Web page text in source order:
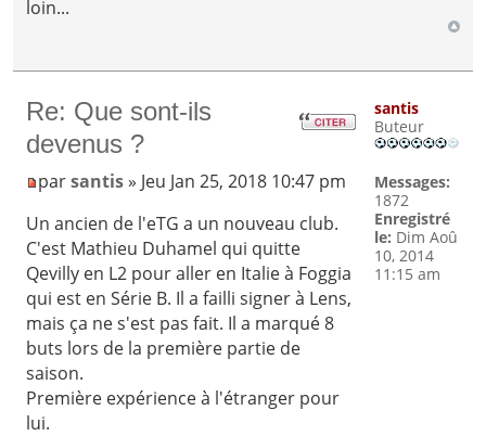
loin...
Re: Que sont-ils
devenus ?
parsantis» Jeu Jan 25, 2018 10:47 pm
Un ancien de l'eTG a un nouveau club.
C'est Mathieu Duhamel qui quitte
Qevilly en L2 pour aller en Italie à Foggia
qui est en Série B. Il a failli signer à Lens,
mais ça ne s'est pas fait. Il a marqué 8
buts lors de la première partie de
saison.
Première expérience à l'étranger pour
lui.
santis
Buteur
Messages:
1872
Enregistré
le: Dim Aoû
10, 2014
11:15 am